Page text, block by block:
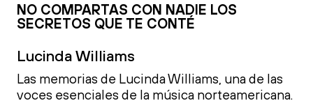
NO COMPARTAS CON NADIE LOS
SECRETOS QUE TE CONTÉ
Lucinda Williams
Las memorias de Lucinda Williams, una de las
voces esenciales de la música norteamericana.